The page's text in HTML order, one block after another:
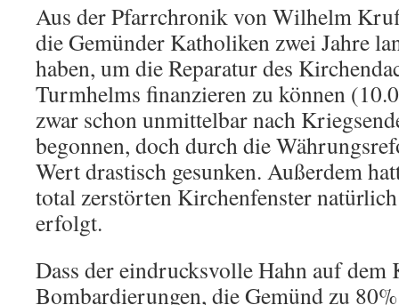
Aus der Pfarrchronik von Wilhelm
die Gemünder Katholiken zwei Jahre
haben, um die Reparatur des
Turmhelms finanzieren zu können
zwar schon unmittelbar nach
begonnen, doch durch die
Wert drastisch gesunken. Außerdem
total zerstörten Kirchenfenster
erfolgt.
Dass der eindrucksvolle Hahn auf
Bombardierungen, die Gemünd zu